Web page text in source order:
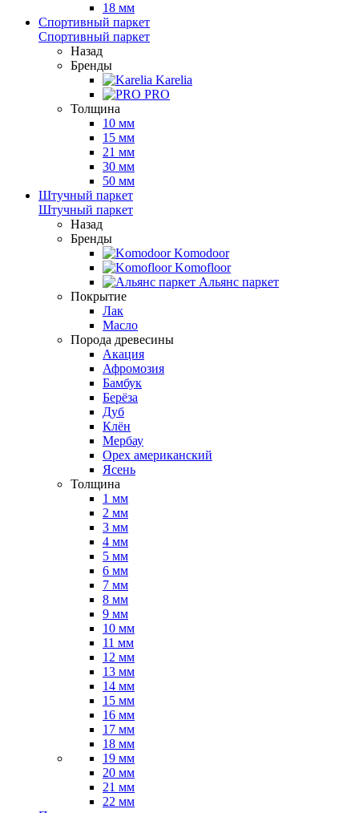
18 мм
Спортивный паркет
Спортивный паркет
Назад
Бренды
Karelia
PRO
Толщина
10 мм
15 мм
21 мм
30 мм
50 мм
Штучный паркет
Штучный паркет
Назад
Бренды
Komodoor
Komofloor
Альянс паркет
Покрытие
Лак
Масло
Порода древесины
Акация
Афромозия
Бамбук
Берёза
Дуб
Клён
Мербау
Орех американский
Ясень
Толщина
1 мм
2 мм
3 мм
4 мм
5 мм
6 мм
7 мм
8 мм
9 мм
10 мм
11 мм
12 мм
13 мм
14 мм
15 мм
16 мм
17 мм
18 мм
19 мм
20 мм
21 мм
22 мм